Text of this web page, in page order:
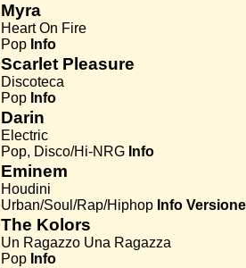
Myra
Heart On Fire
Pop Info
Scarlet Pleasure
Discoteca
Pop Info
Darin
Electric
Pop, Disco/Hi-NRG Info
Eminem
Houdini
Urban/Soul/Rap/Hiphop Info
The Kolors
Un Ragazzo Una Ragazza
Pop Info